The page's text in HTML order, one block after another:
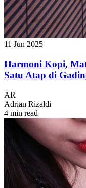
11 Jun 2025
Harmoni Kopi,
Satu Atap di
AR
Adrian Rizaldi
4 min read